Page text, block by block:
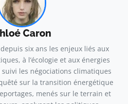
Caron
six ans les enjeux liés aux
à l’écologie et aux énergies
les négociations climatiques
sur la transition énergétique
menés sur le terrain et